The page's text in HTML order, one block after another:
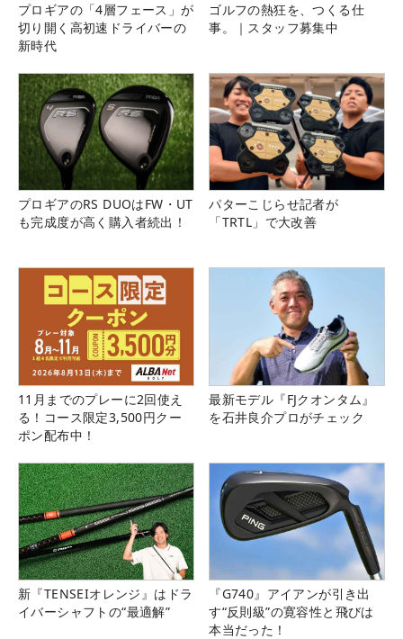
プロギアの「4層フェース」が
切り開く高初速ドライバーの
新時代
ゴルフの熱狂を、つくる仕
事。｜スタッフ募集中
プロギアのRS DUOはFW・UT
も完成度が高く購入者続出！
パターこじらせ記者が
「TRTL」で大改善
11月までのプレーに2回使え
る！コース限定3,500円クー
ポン配布中！
最新モデル『FJクオンタム』
を石井良介プロがチェック
新『TENSEIオレンジ』はドラ
イバーシャフトの“最適解”
『G740』アイアンが引き出
す“反則級”の寛容性と飛びは
本当だった！